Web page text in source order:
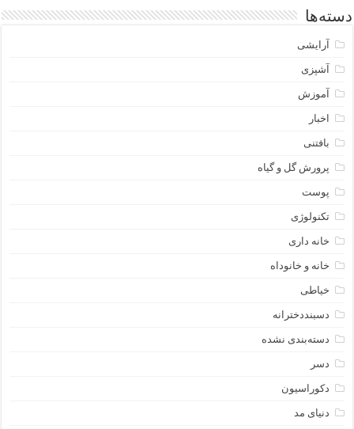
دسته‌ها
آرایشی
آشپزی
آموزش
اخبار
بافتنی
پرورش گل و گیاه
پوست
تکنولوژی
خانه داری
خانه و خانوداه
خیاطی
دسبنددخترانه
دسته‌بندی نشده
دسر
دکوراسیون
دنیای مد